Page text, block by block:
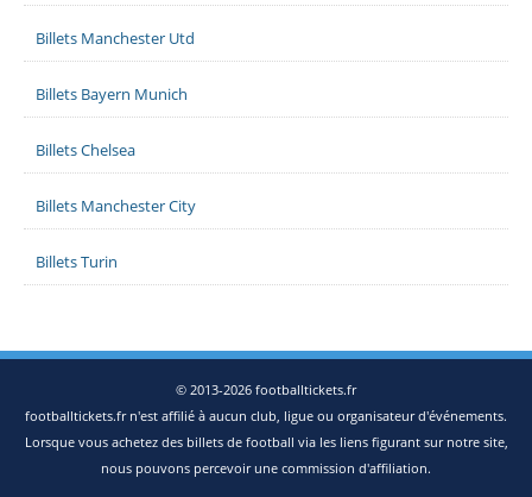
Billets Manchester Utd
Billets Bayern Munich
Billets Chelsea
Billets Manchester City
Billets Turin
© 2013-2026 footballtickets.fr
footballtickets.fr n'est affilié à aucun club, ligue ou organisateur d'événements.
Lorsque vous achetez des billets de football via les liens figurant sur notre site,
nous pouvons percevoir une commission d'affiliation.